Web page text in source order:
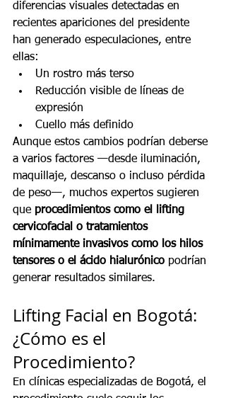
diferencias visuales detectadas en
recientes apariciones del presidente
han generado especulaciones, entre
ellas:
Un rostro más terso
Reducción visible de líneas de
expresión
Cuello más definido
Aunque estos cambios podrían deberse
a varios factores —desde iluminación,
maquillaje, descanso o incluso pérdida
de peso—, muchos expertos sugieren
que procedimientos como el lifting
cervicofacial o tratamientos
mínimamente invasivos como los hilos
tensores o el ácido hialurónico podrían
generar resultados similares.
Lifting Facial en Bogotá:
¿Cómo es el
Procedimiento?
En clínicas especializadas de Bogotá, el